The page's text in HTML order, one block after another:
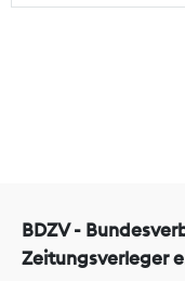
BDZV -
Zeitungsverleger